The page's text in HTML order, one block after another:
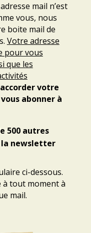
mail n’est
vous, nous
boite mail de
Votre adresse
pour vous
que les
votre
abonner à
500 autres
la newsletter
ci-dessous.
à tout moment à
mail.